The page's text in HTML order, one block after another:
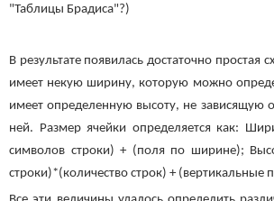
"Таблицы Брадиса"?)
В результате появилась достаточно простая
имеет некую ширину, которую можно
имеет определенную высоту, не зависящую
ней. Размер ячейки определяется как:
символов строки) + (поля по ширине);
строки)*(количество строк) + (вертикальные